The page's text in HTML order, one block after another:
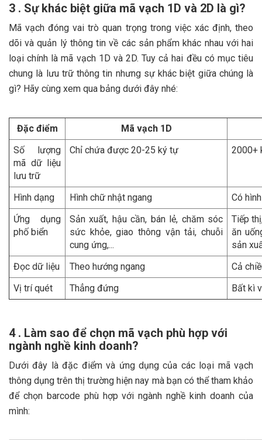
3 . Sự khác biệt giữa mã vạch 1D và 2D là gì?
Mã vạch đóng vai trò quan trọng trong việc xác định, theo
dõi và quản lý thông tin về các sản phẩm khác nhau với hai
loại chính là mã vạch 1D và 2D. Tuy cả hai đều có mục tiêu
chung là lưu trữ thông tin nhưng sự khác biệt giữa chúng là
gì? Hãy cùng xem qua bảng dưới đây nhé:
Đặc điểm
Mã vạch 1D
Số lượng
mã dữ liệu
lưu trữ
Chỉ chứa được 20-25 ký tự 2000+
Hình dạng Hình chữ nhật ngang
Có
Ứng dụng
phố biển
Sản xuất, hậu cần, bán lẻ, chăm sóc
sức khỏe, giao thông vận tải, chuỗi
cung ứng,...
Tiếp
ăn
sản
Đọc dữ liệu
Theo hướng ngang
Cả
Vị trí quét
Thẳng đứng Bất kì
4 . Làm sao để chọn mã vạch phù hợp với
ngành nghề kinh doanh?
Dưới đây là đặc điểm và ứng dụng của các loại mã vạch
thông dụng trên thị trường hiện nay mà bạn có thể tham khảo
để chọn barcode phù hợp với ngành nghề kinh doanh của
mình: